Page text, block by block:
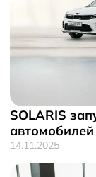
SOLARIS
14.11.2025